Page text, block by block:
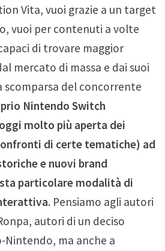
Vita, vuoi grazie a un target
vuoi per contenuti a volte
di trovare maggior
mercato di massa e dai suoi
scomparsa del concorrente
Nintendo Switch
molto più aperta dei
di certe tematiche) ad
e nuovi brand
particolare modalità di
Pensiamo agli autori
autori di un deciso
ma anche a